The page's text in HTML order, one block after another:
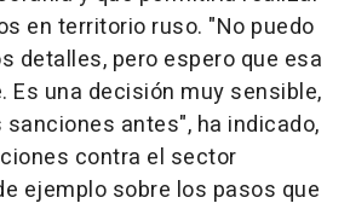
en territorio ruso. "No puedo
detalles, pero espero que esa
Es una decisión muy sensible,
antes", ha indicado,
contra el sector
ejemplo sobre los pasos que